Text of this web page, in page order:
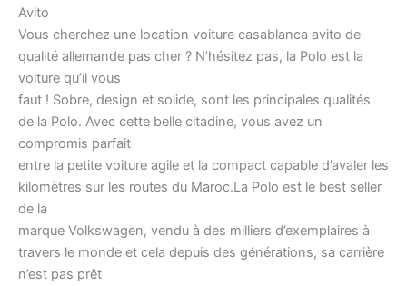
Avito
Vous cherchez une location voiture casablanca avito de
qualité allemande pas cher ? N’hésitez pas, la Polo est la
voiture qu’il vous
faut ! Sobre, design et solide, sont les principales qualités
de la Polo. Avec cette belle citadine, vous avez un
compromis parfait
entre la petite voiture agile et la compact capable d’avaler les
kilomètres sur les routes du Maroc.La Polo est le best seller
de la
marque Volkswagen, vendu à des milliers d’exemplaires à
travers le monde et cela depuis des générations, sa carrière
n’est pas prêt